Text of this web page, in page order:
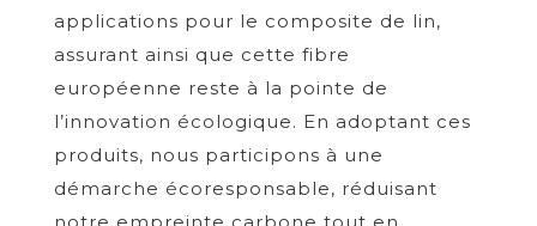
applications pour le composite de lin,
assurant ainsi que cette fibre
européenne reste à la pointe de
l’innovation écologique. En adoptant ces
produits, nous participons à une
démarche écoresponsable, réduisant